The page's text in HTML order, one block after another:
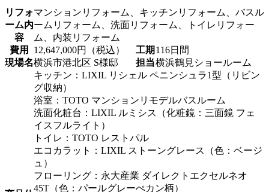
リフォ
ーム内
容
マンションリフォーム、キッチンリフォーム、バスル
ームリフォーム、洗面リフォーム、トイレリフォー
ム、内装リフォーム
費用
12,647,000円（税込） 工期 116日間
現場名横浜市港北区 S様邸 担当横浜鶴見ショールーム
キッチン：LIXIL リシェル ペニンシュラ1型（リビン
グ収納）
浴室：TOTO マンションリモデルバスルーム
洗面化粧台：LIXIL ルミシス（化粧鏡：三面鏡 フェ
イスフルライト）
トイレ：TOTO レストパル
エコカラット：LIXIL ストーングレース（色：ベージ
ュ）
フローリング：永大産業 ダイレクトエクセルネオ
45T（色：パールグレーぺカン柄）